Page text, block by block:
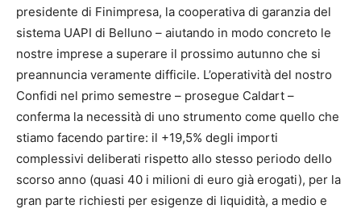
presidente di Finimpresa, la cooperativa di garanzia del
sistema UAPI di Belluno – aiutando in modo concreto le
nostre imprese a superare il prossimo autunno che si
preannuncia veramente difficile. L’operatività del nostro
Confidi nel primo semestre – prosegue Caldart –
conferma la necessità di uno strumento come quello che
stiamo facendo partire: il +19,5% degli importi
complessivi deliberati rispetto allo stesso periodo dello
scorso anno (quasi 40 i milioni di euro già erogati), per la
gran parte richiesti per esigenze di liquidità, a medio e